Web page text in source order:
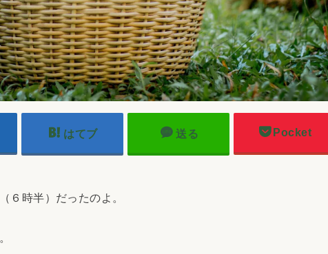
はてブ 送る Pocket
６時半）だったのよ。